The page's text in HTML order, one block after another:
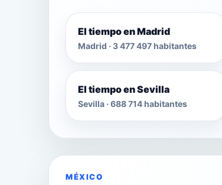
El tiempo en Madrid
Madrid · 3 477 497 habitantes
El tiempo en Sevilla
Sevilla · 688 714 habitantes
MÉXICO